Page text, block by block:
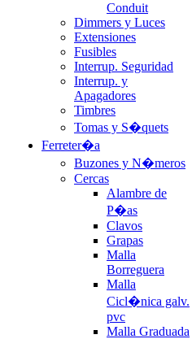
Conduit
Dimmers y Luces
Extensiones
Fusibles
Interrup. Seguridad
Interrup. y
Apagadores
Timbres
Tomas y S�quets
Ferreter�a
Buzones y N�meros
Cercas
Alambre de
P�as
Clavos
Grapas
Malla
Borreguera
Malla
Cicl�nica galv.
pvc
Malla Graduada